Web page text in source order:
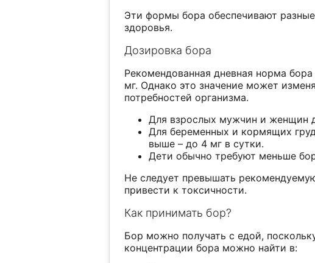
Эти формы бора обеспечивают
здоровья.
Дозировка бора
Рекомендованная дневная норма
мг. Однако это значение может
потребностей организма.
Для взрослых мужчин и женщин
Для беременных и кормящих
выше – до 4 мг в сутки.
Дети обычно требуют меньше
Не следует превышать
привести к токсичности.
Как принимать бор?
Бор можно получать с едой,
концентрации бора можно найти в: